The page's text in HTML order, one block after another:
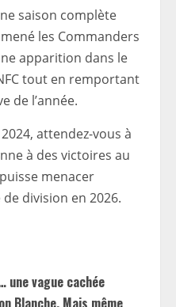
saison complète
les Commanders
apparition dans le
tout en remportant
de l’année.
attendez-vous à
à des victoires au
menacer
division en 2026.
une vague cachée
Blanche. Mais même